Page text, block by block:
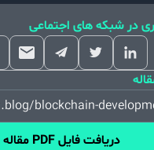
در شبکه های اجتماعی
blockchain-
دریافت فایل PDF مقاله